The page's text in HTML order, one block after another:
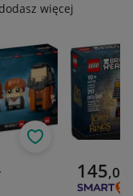
więcej
Obserwuj
Aktualna
145,00